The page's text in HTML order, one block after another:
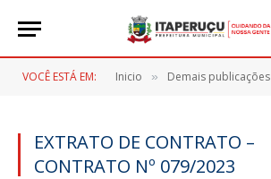
VOCÊ ESTÁ EM: Inicio » Demais publicações
EXTRATO DE CONTRATO –
CONTRATO Nº 079/2023